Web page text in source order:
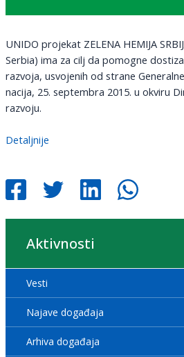
Aktivnosti
Vesti
Najave događaja
Arhiva događaja
UNIDO projekat ZELENA HEMIJA
Serbia) ima za cilj da pomogne
razvoja, usvojenih od strane
nacija, 25. septembra 2015. u okviru
razvoju.
Detaljnije